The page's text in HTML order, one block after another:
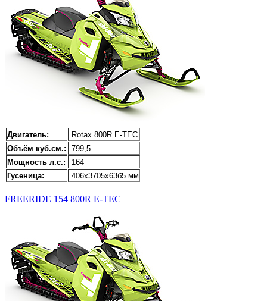
Двигатель:
Rotax 800R E-TEC
Объём куб.см.:
799,5
Мощность л.с.:
164
Гусеница:
406x3705x63б5 мм
FREERIDE 154 800R E-TEC